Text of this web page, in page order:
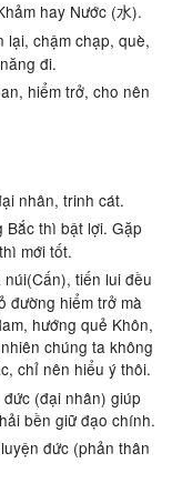
hay Nước (水).
lại, chậm chạp, què,
đi.
hiểm trở, cho nên
nhân, trinh cát.
Bắc thì bật lợi. Gặp
mới tốt.
tiến lui đều
đường hiểm trở mà
hướng quẻ Khôn,
chúng ta không
chỉ nên hiểu ý thôi.
(đại nhân) giúp
bền giữ đạo chính.
đức (phản thân